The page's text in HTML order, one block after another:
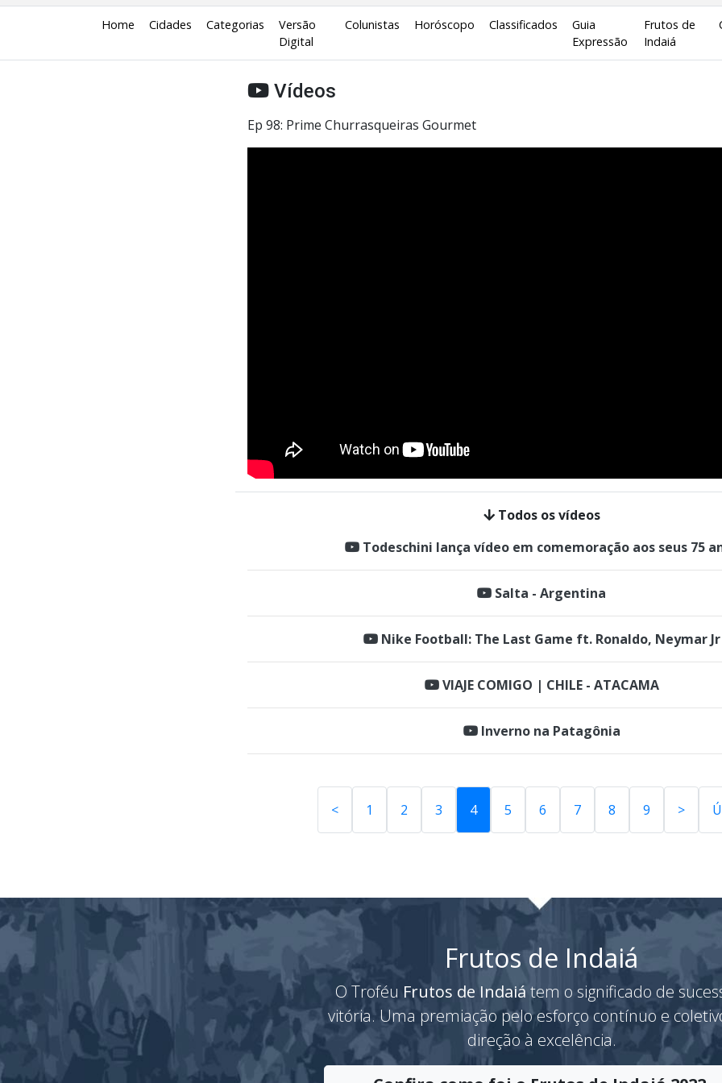
Home Cidades Categorias
Versão
Digital
Colunistas Horóscopo Classificados
Guia
Expressão
Frutos de
Indaiá
Vídeos
Ep 98: Prime Churrasqueiras Gourmet
Todos os vídeos
Todeschini lança vídeo em comemoração aos seus 75
Salta - Argentina
Nike Football: The Last Game ft. Ronaldo, Neymar Jr
VIAJE COMIGO | CHILE - ATACAMA
Inverno na Patagônia
< 1 2 3 4 5 6 7 8 9 >
Frutos de Indaiá
O Troféu Frutos de Indaiá tem o significado de
vitória. Uma premiação pelo esforço contínuo e
direção à excelência.